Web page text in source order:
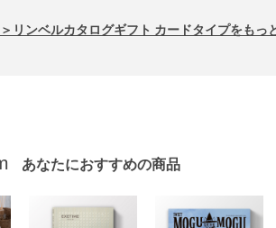
＞リンベルカタログギフト カードタイプをもっ
あなたにおすすめの商品